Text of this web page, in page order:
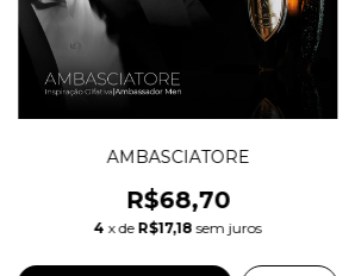
AMBASCIATORE
R$68,70
4 x de R$17,18 sem juros